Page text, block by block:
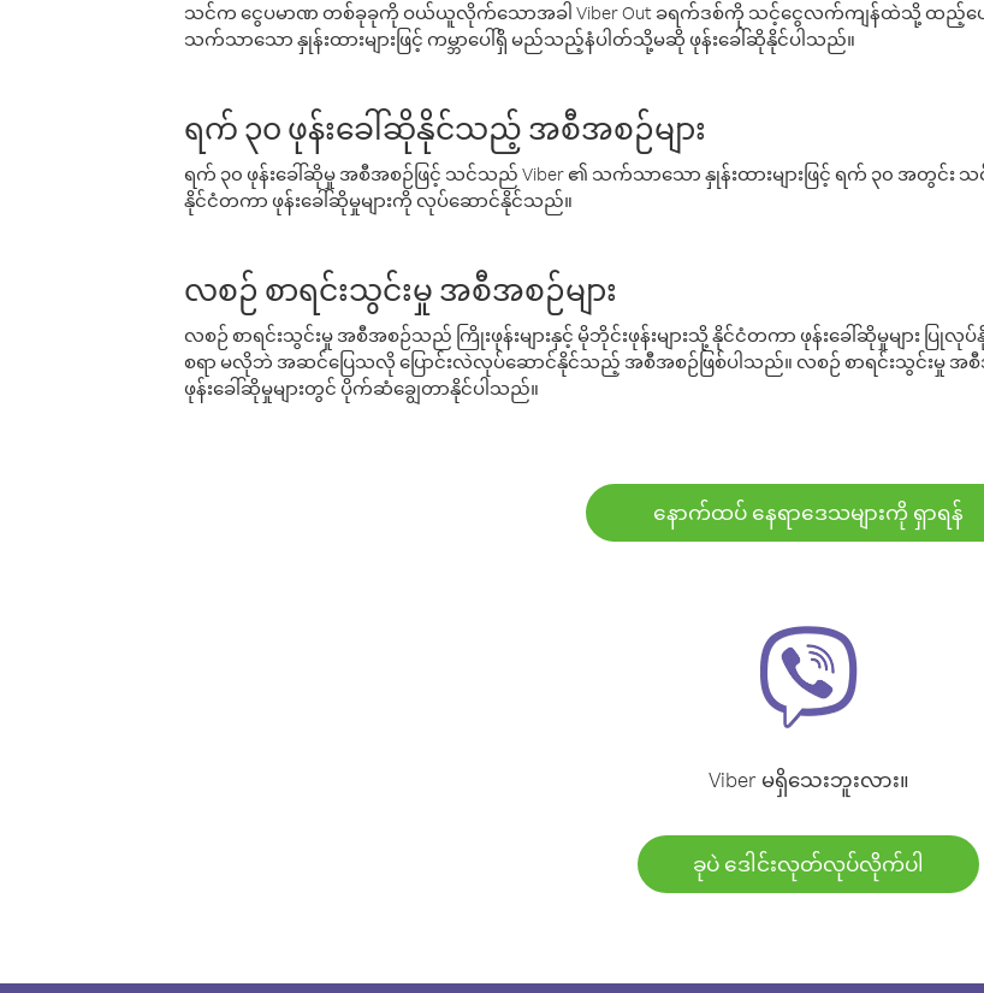
သင်က ငွေပမာဏ တစ်ခုခုကို ဝယ်ယူလိုက်သောအခါ Viber Out ခရက်ဒစ်ကို သင့်ငွေလက်ကျန်ထဲသို့ ထည့်ပေ
သက်သာသော နှုန်းထားများဖြင့် ကမ္ဘာပေါ်ရှိ မည်သည့်နံပါတ်သို့မဆို ဖုန်းခေါ်ဆိုနိုင်ပါသည်။
ရက် ၃၀ ဖုန်းခေါ်ဆိုနိုင်သည့် အစီအစဉ်များ
ရက် ၃၀ ဖုန်းခေါ်ဆိုမှု အစီအစဉ်ဖြင့် သင်သည် Viber ၏ သက်သာသော နှုန်းထားများဖြင့် ရက် ၃၀ အတွင်
နိုင်ငံတကာ ဖုန်းခေါ်ဆိုမှုများကို လုပ်ဆောင်နိုင်သည်။
လစဉ် စာရင်းသွင်းမှု အစီအစဉ်များ
လစဉ် စာရင်းသွင်းမှု အစီအစဉ်သည် ကြိုးဖုန်းများနှင့် မိုဘိုင်းဖုန်းများသို့ နိုင်ငံတကာ ဖုန်းခေါ်ဆိုမှုများ
စရာ မလိုဘဲ အဆင်ပြေသလို ပြောင်းလဲလုပ်ဆောင်နိုင်သည့် အစီအစဉ်ဖြစ်ပါသည်။ လစဉ် စာရင်းသွင်းမှု အ
ဖုန်းခေါ်ဆိုမှုများတွင် ပိုက်ဆံချွေတာနိုင်ပါသည်။
နောက်ထပ် နေရာဒေသများကို ရှာရန်
Viber မရှိသေးဘူးလား။
ခုပဲ ဒေါင်းလုတ်လုပ်လိုက်ပါ